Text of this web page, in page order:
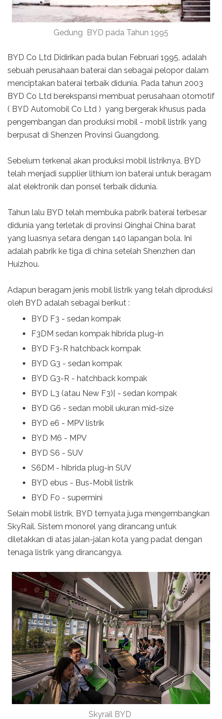
Gedung BYD pada Tahun 1995
BYD Co Ltd Didirikan pada bulan Februari 1995, adalah
sebuah perusahaan baterai dan sebagai pelopor dalam
menciptakan baterai terbaik didunia. Pada tahun 2003
BYD Co Ltd berekspansi membuat perusahaan otomotif
( BYD Automobil Co Ltd ) yang bergerak khusus pada
pengembangan dan produksi mobil - mobil listrik yang
berpusat di Shenzen Provinsi Guangdong.
Sebelum terkenal akan produksi mobil listriknya, BYD
telah menjadi supplier lithium ion baterai untuk beragam
alat elektronik dan ponsel terbaik didunia.
Tahun lalu BYD telah membuka pabrik baterai terbesar
didunia yang terletak di provinsi Qinghai China barat
yang luasnya setara dengan 140 lapangan bola. Ini
adalah pabrik ke tiga di china setelah Shenzhen dan
Huizhou.
Adapun beragam jenis mobil listrik yang telah diproduksi
oleh BYD adalah sebagai berikut :
BYD F3 - sedan kompak
F3DM sedan kompak hibrida plug-in
BYD F3-R hatchback kompak
BYD G3 - sedan kompak
BYD G3-R - hatchback kompak
BYD L3 (atau New F3)[ - sedan kompak
BYD G6 - sedan mobil ukuran mid-size
BYD e6 - MPV listrik
BYD M6 - MPV
BYD S6 - SUV
S6DM - hibrida plug-in SUV
BYD ebus - Bus-Mobil listrik
BYD F0 - supermini
Selain mobil listrik, BYD ternyata juga mengembangkan
SkyRail. Sistem monorel yang dirancang untuk
diletakkan di atas jalan-jalan kota yang padat dengan
tenaga listrik yang dirancangya.
Skyrail BYD